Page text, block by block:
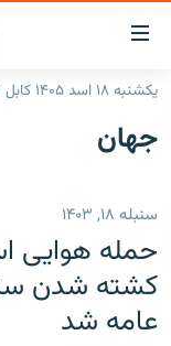
لینک‌های
قابل
دسترسی
به
بازگشت
منوی
اصلی
مراجعه
گزارش‌ها
منطقه
شرق میانه
جهان
افغانستان
جهان
جدول نشرات
مصاحبه‌ها
برنامه‌ها
یکشنبه ۱۸ اسد ۱۴۰۵ کابل ۰۶:۱۷
جهان
سنبله ۱۸, ۱۴۰۳
حمله هوایی
کشته شدن
عامه شد